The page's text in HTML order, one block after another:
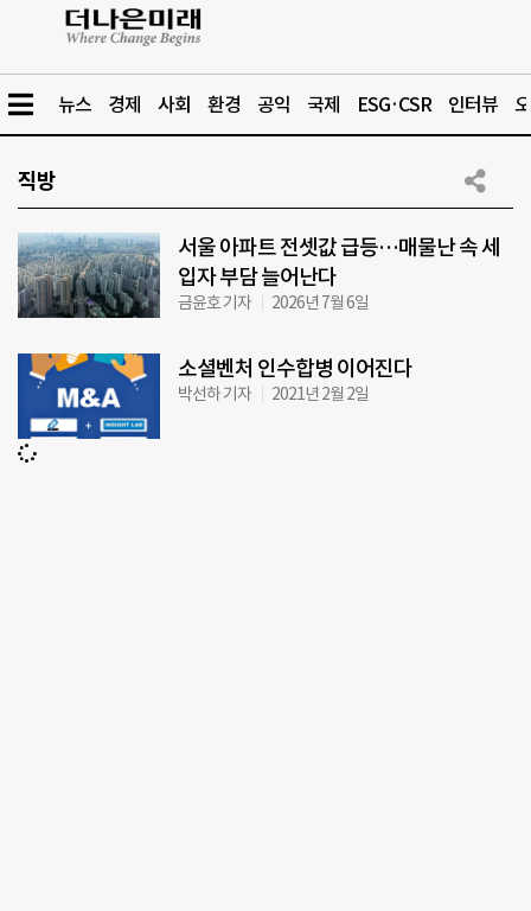
뉴스 경제 사회 환경 공익 국제 ESG·CSR 인터뷰
직방
서울 아파트 전셋값 급등…매물난 속 세
입자 부담 늘어난다
금윤호 기자 2026년 7월 6일
소셜벤처 인수합병 이어진다
박선하 기자 2021년 2월 2일